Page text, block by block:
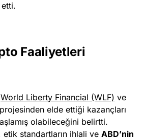
etti.
Faaliyetleri
World Liberty Financial (WLF) ve
elde ettiği kazançları
olabileceğini belirtti.
etik standartların ihlali ve ABD’nin